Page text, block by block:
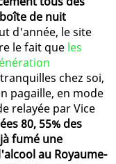
de nuit
d'année, le site
le fait que les
chez soi,
pagaille, en mode
relayée par Vice
80, 55% des
fumé une
au Royaume-